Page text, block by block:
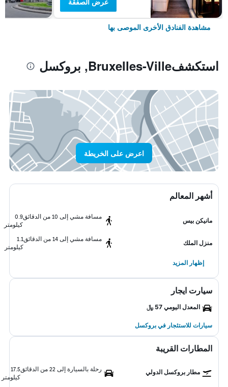
مشاهدة الفنادق الأخرى الموصى بها
استكشفBruxelles-Ville, بروكسل
اعرض على الخريطة
أشهر المعالم
مانيكن بيس
مسافة مشي إلى 10 من الدقائق
0.9
كيلومتر
منزل الملك
مسافة مشي إلى 14 من الدقائق
1.1
كيلومتر
إظهار المزيد
سيارت ايجار
المعدل اليومي 57 ﷼
سيارات للاستئجار في بروكسل
المطارات القريبة
مطار بروكسل الدولي رحلة بالسيارة إلى 22 من الدقائق
17.5
كيلومتر